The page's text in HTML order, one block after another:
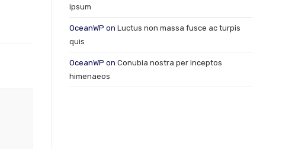
ipsum
OceanWP onLuctus non massa fusce ac turpis
quis
OceanWP onConubia nostra per inceptos
himenaeos